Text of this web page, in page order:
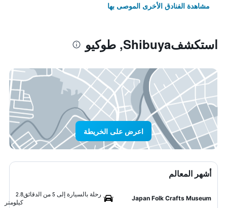
مشاهدة الفنادق الأخرى الموصى بها
استكشفShibuya, طوكيو
اعرض على الخريطة
أشهر المعالم
Japan Folk Crafts Museum
رحلة بالسيارة إلى 5 من الدقائق
2.8
كيلومتر